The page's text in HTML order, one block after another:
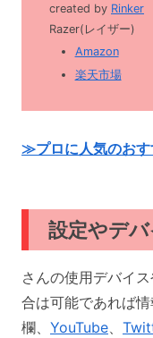
created by Rinker
Razer(レイザー)
Amazon
楽天市場
≫プロに人気のおす
設定やデ
さんの使用デバイ
合は可能であれば
欄、 YouTube、